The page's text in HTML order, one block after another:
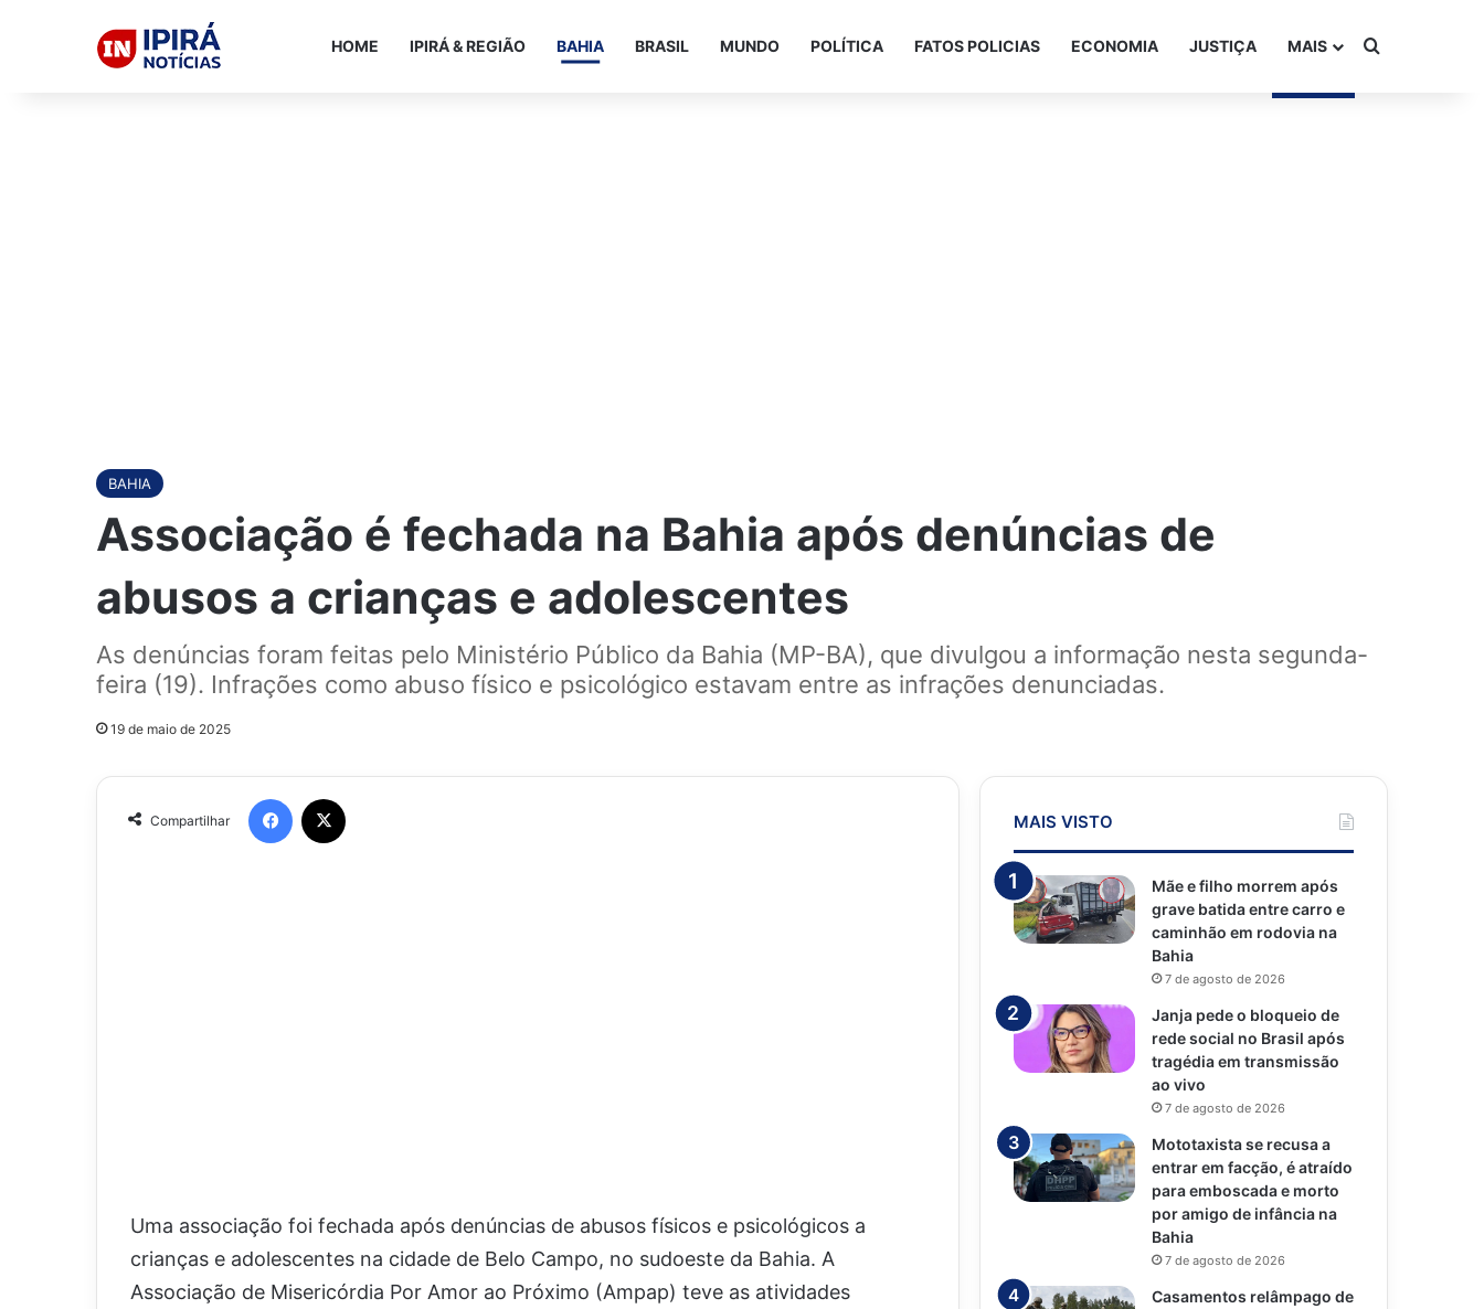
HOME IPIRÁ & REGIÃO BAHIA BRASIL MUNDO POLÍTICA FATOS POLICIAS ECONOMIA JUSTIÇA MAIS Procurar por
BAHIA
Associação é fechada na Bahia após denúncias de
abusos a crianças e adolescentes
As denúncias foram feitas pelo Ministério Público da Bahia (MP-BA), que divulgou a informação nesta segunda-
feira (19). Infrações como abuso físico e psicológico estavam entre as infrações denunciadas.
19 de maio de 2025
Compartilhar
Facebook
Uma associação foi fechada após denúncias de abusos físicos e psicológicos a
crianças e adolescentes na cidade de Belo Campo, no sudoeste da Bahia. A
Associação de Misericórdia Por Amor ao Próximo (Ampap) teve as atividades
MAIS VISTO
Mãe e filho morrem após
grave batida entre carro e
caminhão em rodovia na
Bahia
7 de agosto de 2026
Janja pede o bloqueio de
rede social no Brasil após
tragédia em transmissão
ao vivo
7 de agosto de 2026
Mototaxista se recusa a
entrar em facção, é atraído
para emboscada e morto
por amigo de infância na
Bahia
7 de agosto de 2026
Casamentos relâmpago de